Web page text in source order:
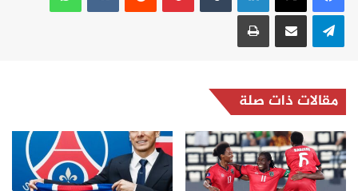
تيلقرام مشاركة عبر البريد طباعة
مقالات ذات صلة